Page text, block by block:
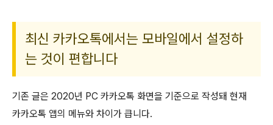
최신 카카오톡에서는 모바일에서 설정하
는 것이 편합니다
기존 글은 2020년 PC 카카오톡 화면을 기준으로 작성돼 현재
카카오톡 앱의 메뉴와 차이가 큽니다.